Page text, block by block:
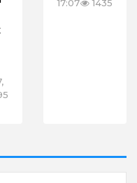
17:07
1435